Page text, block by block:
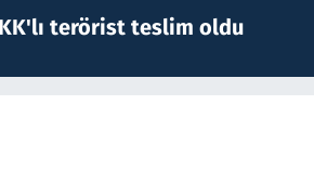
terörist teslim oldu